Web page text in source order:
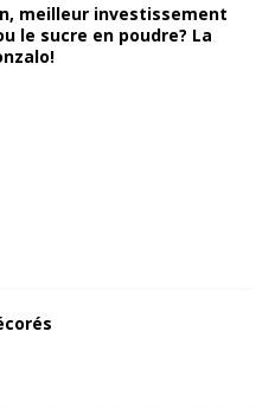
meilleur investissement
le sucre en poudre? La